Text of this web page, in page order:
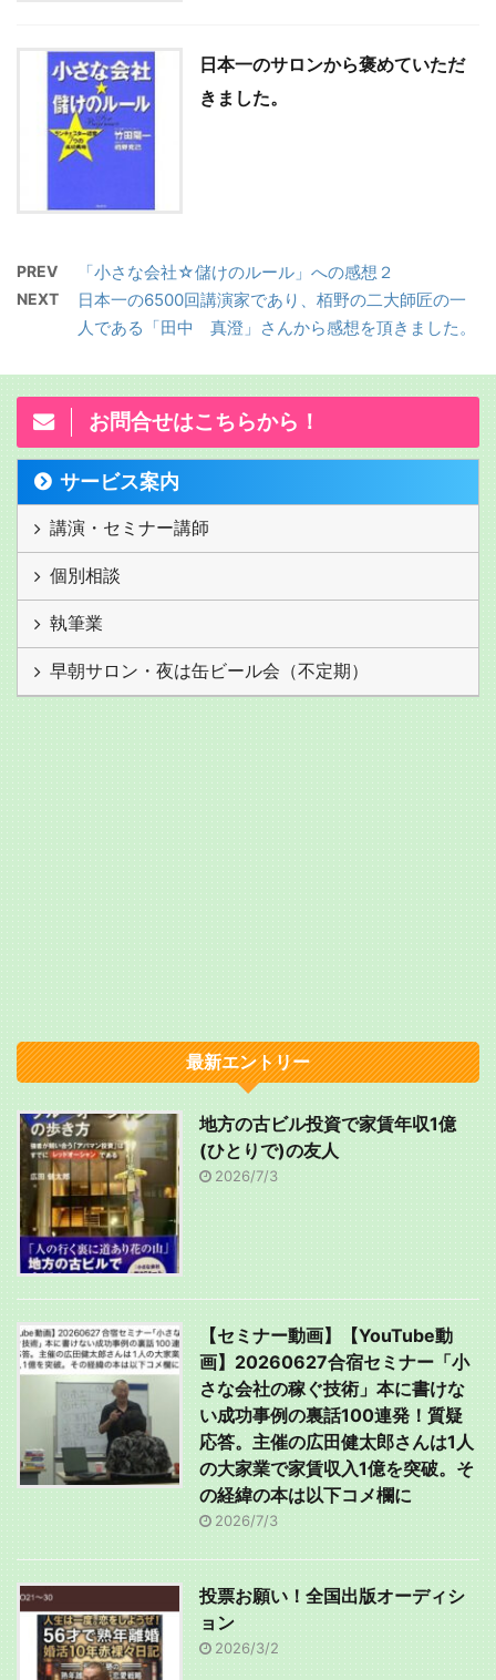
日本一のサロンから褒めていただ
きました。
PREV 「小さな会社☆儲けのルール」への感想２
NEXT
日本一の6500回講演家であり、栢野の二大師匠の一
人である「田中 真澄」さんから感想を頂きました。
お問合せはこちらから！
サービス案内
講演・セミナー講師
個別相談
執筆業
早朝サロン・夜は缶ビール会（不定期）
最新エントリー
地方の古ビル投資で家賃年収1億
(ひとりで)の友人
2026/7/3
【セミナー動画】【YouTube動
画】20260627合宿セミナー「小
さな会社の稼ぐ技術」本に書けな
い成功事例の裏話100連発！質疑
応答。主催の広田健太郎さんは1人
の大家業で家賃収入1億を突破。そ
の経緯の本は以下コメ欄に
2026/7/3
投票お願い！全国出版オーディシ
ョン
2026/3/2